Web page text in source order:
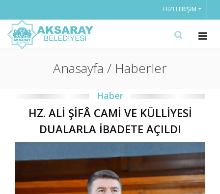
HIZLI ERIŞIM
Anasayfa / Haberler
Haber
HZ. ALİ ŞİFÂ CAMİ VE KÜLLİYESİ
DUALARLA İBADETE AÇILDI